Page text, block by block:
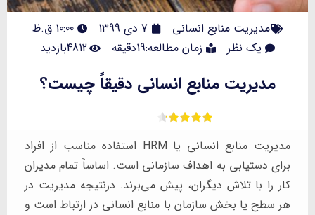
مدیریت منابع انسانی 7 دی 1399
10:00 ق.ظ
یک نظر
زمان مطالعه:19دقیقه 4812بازدید
مدیریت منابع انسانی دقیقاً چیست؟
مدیریت منابع انسانی یا HRM استفاده مناسب از افراد
برای دستیابی به اهداف سازمانی است. اساساً تمام مدیران
کار را با تلاش دیگران، پیش می‌برند. درنتیجه مدیریت در
هر سطح یا بخش سازمان با منابع انسانی در ارتباط است و